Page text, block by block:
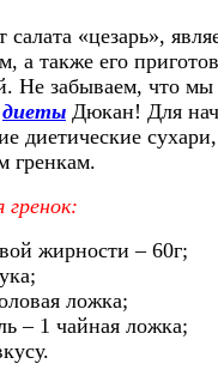
«цезарь»,
а также его
Не забываем, что мы
диеты Дюкан! Для
диетические
гренкам.
гренок:
жирности – 60г;
ложка;
– 1 чайная ложка;